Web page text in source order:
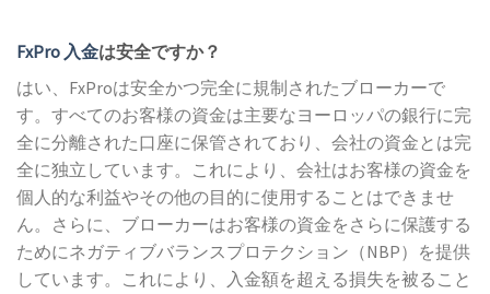
FxPro 入金は安全ですか？
はい、FxProは安全かつ完全に規制されたブローカーで
す。すべてのお客様の資金は主要なヨーロッパの銀行に完
全に分離された口座に保管されており、会社の資金とは完
全に独立しています。これにより、会社はお客様の資金を
個人的な利益やその他の目的に使用することはできませ
ん。さらに、ブローカーはお客様の資金をさらに保護する
ためにネガティブバランスプロテクション（NBP）を提供
しています。これにより、入金額を超える損失を被ること